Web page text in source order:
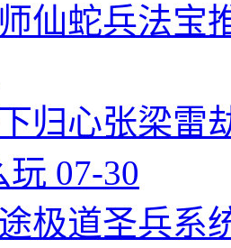
仙蛇兵法宝
归心张梁雷
玩 07-30
极道圣兵系